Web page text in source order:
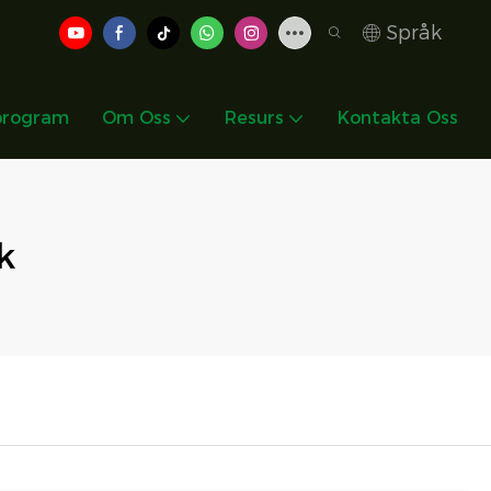
Språk
Om Oss Resurs Kontakta Oss